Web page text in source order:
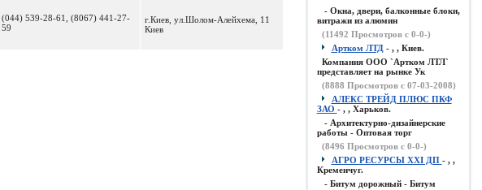
(044) 539-28-61, (8067) 441-27-
59
г.Киев, ул.Шолом-Алейхема, 11
Киев
- Окна, двери, балконные блоки,
витражи из алюмин
(11492 Просмотров с 0-0-)
Артком ЛТД- , , Киев.
Компания ООО `Артком ЛТЛ`
представляет на рынке Ук
(8888 Просмотров с 07-03-2008)
АЛЕКС ТРЕЙД ПЛЮС ПКФ
ЗАО - , , Харьков.
- Архитектурно-дизайнерские
работы - Оптовая торг
(8496 Просмотров с 0-0-)
АГРО РЕСУРСЫ XXI ДП - , ,
Кременчуг.
- Битум дорожный - Битум